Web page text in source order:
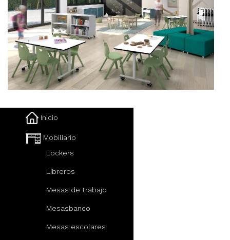
Inicio
Mobiliario
Lockers
Libreros
Mesas de trabajo
Mesasbanco
Mesas escolares